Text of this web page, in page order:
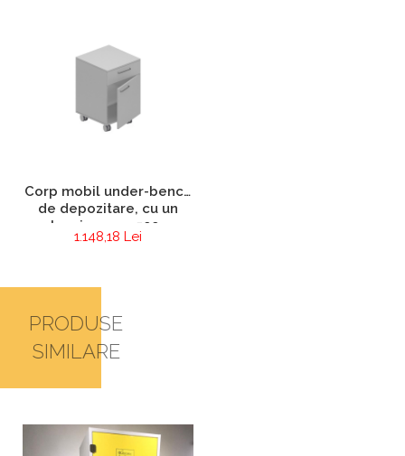
Corp mobil under-bench
de depozitare, cu un
sertar si o usa - 500 mm
(HPL)
1.148,18 Lei
PRODUSE
SIMILARE